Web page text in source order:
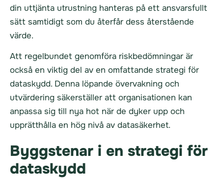
din uttjänta utrustning hanteras på ett ansvarsfullt
sätt samtidigt som du återfår dess återstående
värde.
Att regelbundet genomföra riskbedömningar är
också en viktig del av en omfattande strategi för
dataskydd. Denna löpande övervakning och
utvärdering säkerställer att organisationen kan
anpassa sig till nya hot när de dyker upp och
upprätthålla en hög nivå av datasäkerhet.
Byggstenar i en strategi för
dataskydd